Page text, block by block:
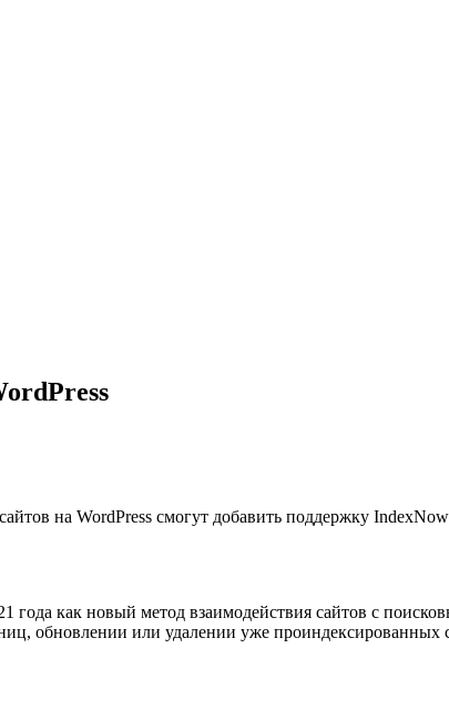
на WordPress смогут добавить поддержку
как новый метод взаимодействия сайтов с
обновлении или удалении уже проиндексированных